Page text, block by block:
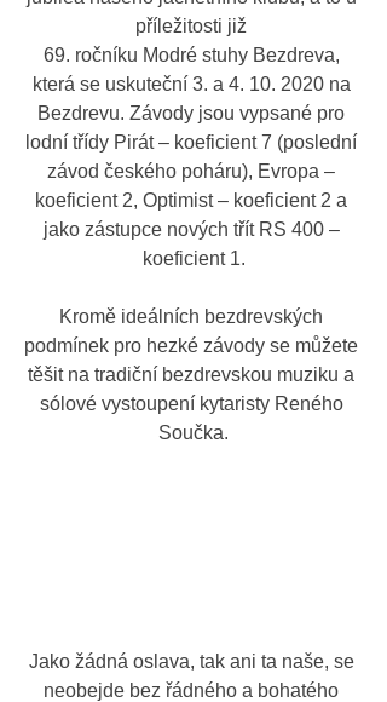
příležitosti již
69. ročníku Modré stuhy Bezdreva,
která se uskuteční 3. a 4. 10. 2020 na
Bezdrevu. Závody jsou vypsané pro
lodní třídy Pirát – koeficient 7 (poslední
závod českého poháru), Evropa –
koeficient 2, Optimist – koeficient 2 a
jako zástupce nových třít RS 400 –
koeficient 1.
Kromě ideálních bezdrevských
podmínek pro hezké závody se můžete
těšit na tradiční bezdrevskou muziku a
sólové vystoupení kytaristy Reného
Součka.
Jako žádná oslava, tak ani ta naše, se
neobejde bez řádného a bohatého